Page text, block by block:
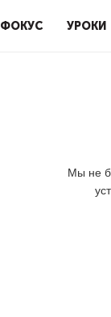
ФОКУС УРОКИ
Мы не